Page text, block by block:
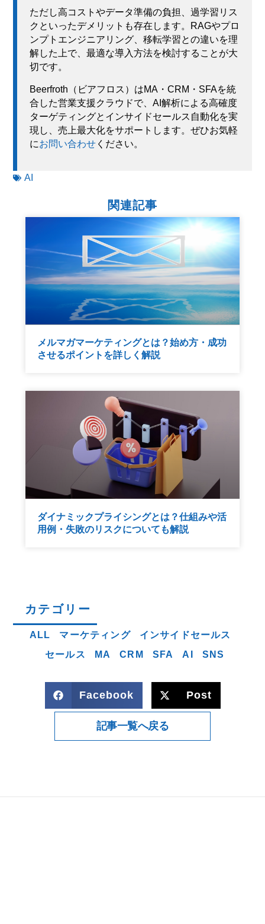
ただし高コストやデータ準備の負担、過学習リス
クといったデメリットも存在します。RAGやプロ
ンプトエンジニアリング、移転学習との違いを理
解した上で、最適な導入方法を検討することが大
切です。
Beerfroth（ビアフロス）はMA・CRM・SFAを統
合した営業支援クラウドで、AI解析による高確度
ターゲティングとインサイドセールス自動化を実
現し、売上最大化をサポートします。ぜひお気軽
にお問い合わせください。
AI
関連記事
メルマガマーケティングとは？始め方・成功
させるポイントを詳しく解説
ダイナミックプライシングとは？仕組みや活
用例・失敗のリスクについても解説
カテゴリー
ALL マーケティング
インサイドセールス
セールス
MA CRM SFA AI SNS
Facebook Post
記事一覧へ戻る